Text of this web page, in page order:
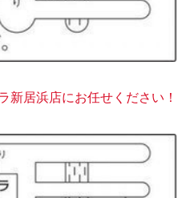
居浜店にお任せください！